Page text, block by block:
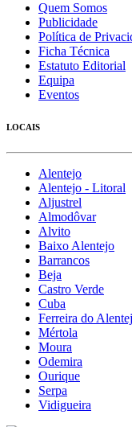
Quem Somos
Publicidade
Política de
Ficha Técnica
Estatuto Editorial
Equipa
Eventos
LOCAIS
Alentejo
Alentejo - Litoral
Aljustrel
Almodôvar
Alvito
Baixo Alentejo
Barrancos
Beja
Castro Verde
Cuba
Ferreira do
Mértola
Moura
Odemira
Ourique
Serpa
Vidigueira